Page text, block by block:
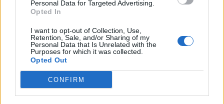
Personal Data for Targeted Advertising.
Opted In
I want to opt-out of Collection, Use,
Retention, Sale, and/or Sharing of my
Personal Data that Is Unrelated with the
Purposes for which it was collected.
Opted Out
CONFIRM
Staran luetuimmat